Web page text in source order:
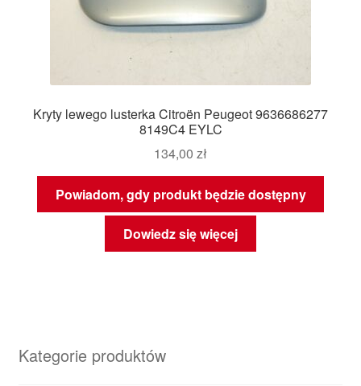
Kryty lewego lusterka Citroën Peugeot 9636686277
8149C4 EYLC
134,00 zł
Powiadom, gdy produkt będzie dostępny
Dowiedz się więcej
Kategorie produktów